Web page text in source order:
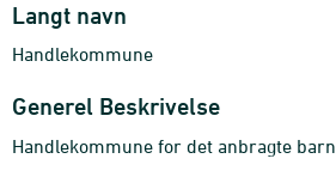
Langt navn
Handlekommune
Generel Beskrivelse
Handlekommune for det anbragte barn